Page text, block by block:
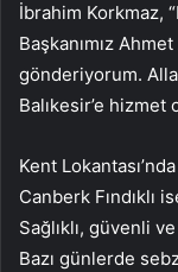
İbrahim Korkmaz,
Başkanımız
gönderiyorum.
Balıkesir’e
Kent
Canberk Fındıklı
Sağlıklı, güvenli
Bazı günlerde